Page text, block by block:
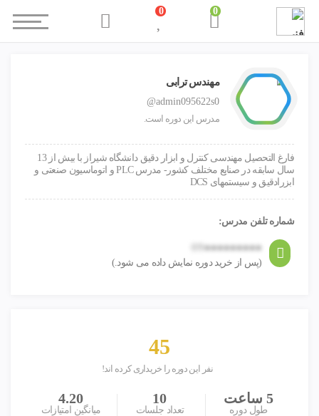
صفحه اصلی دوره های آموزشی
مهندس ترابی
@admin095622s0
مدرس این دوره است.
فارغ التحصیل مهندسی کنترل و ابزار دقیق دانشگاه شیراز با بیش از 13
سال سابقه در صنایع مختلف کشور- مدرس PLC و اتوماسیون صنعتی و
ابزرادقیق و سیستمهای DCS
شماره تلفن مدرس:
●●●●●●●●●
09
(پس از خرید دوره نمایش داده می شود.)
45
نفر این دوره را خریداری کرده اند!
5 ساعت
طول دوره
10
تعداد جلسات
4.20
میانگین امتیازات
0
0